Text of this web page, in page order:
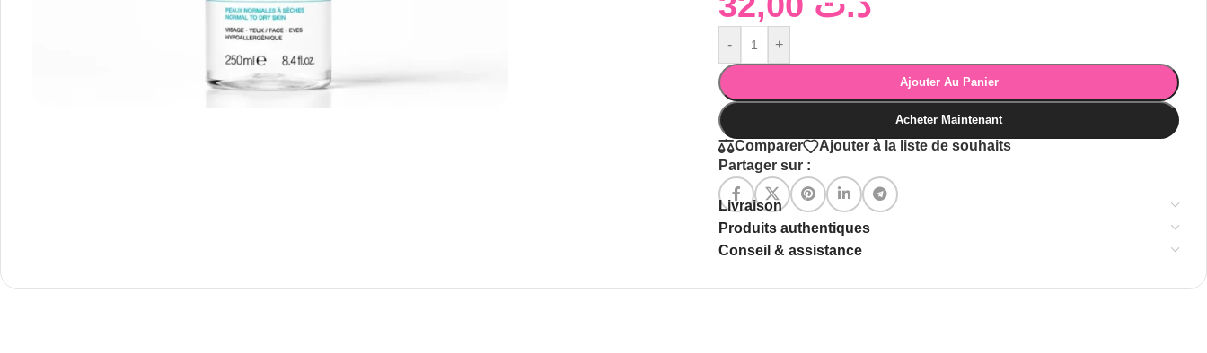
- +
Ajouter Au Panier
Acheter Maintenant
Comparer
Ajouter à la liste de souhaits
Partager sur :
Livraison
Produits authentiques
Conseil & assistance